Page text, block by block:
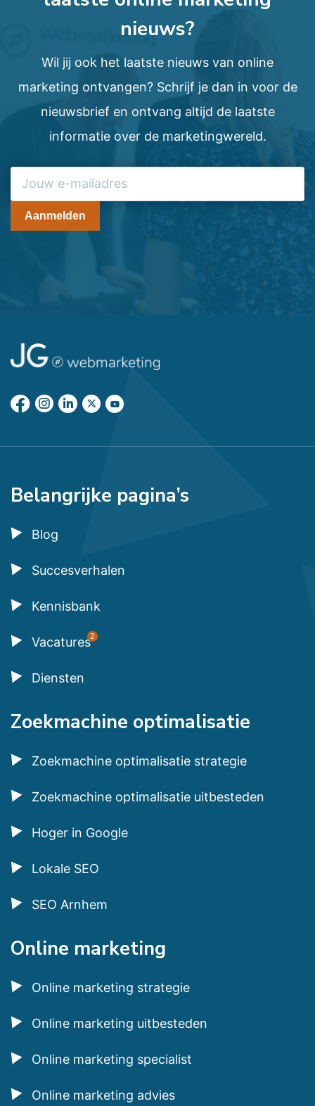
nieuws?
Wil jij ook het laatste nieuws van online
marketing ontvangen? Schrijf je dan in voor de
nieuwsbrief en ontvang altijd de laatste
informatie over de marketingwereld.
Aanmelden
Belangrijke pagina’s
Blog
Succesverhalen
Kennisbank
Vacatures2
Diensten
Zoekmachine optimalisatie
Zoekmachine optimalisatie strategie
Zoekmachine optimalisatie uitbesteden
Hoger in Google
Lokale SEO
SEO Arnhem
Online marketing
Online marketing strategie
Online marketing uitbesteden
Online marketing specialist
Online marketing advies